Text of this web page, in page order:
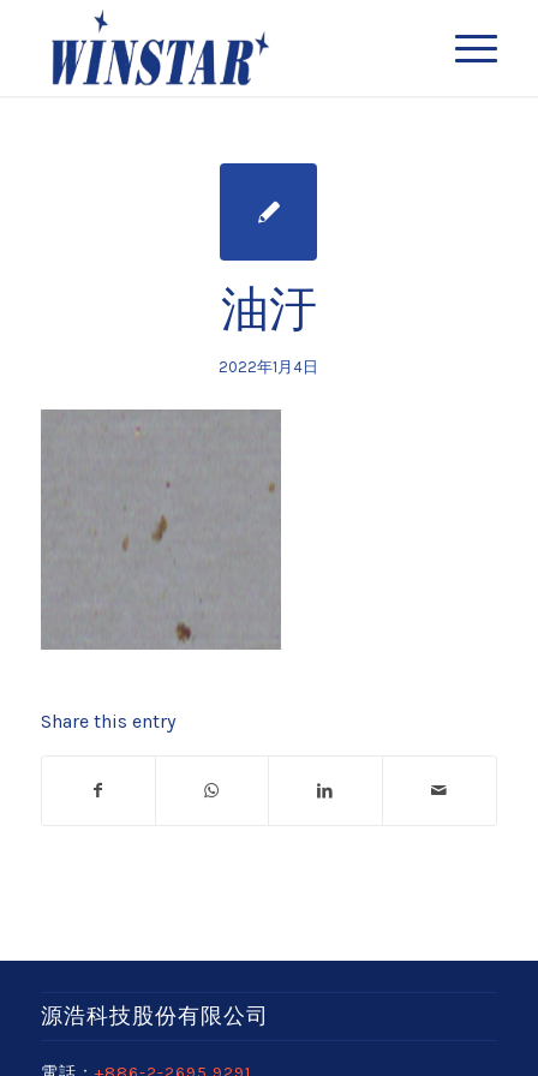
油汙
2022年1月4日
Share this entry
源浩科技股份有限公司